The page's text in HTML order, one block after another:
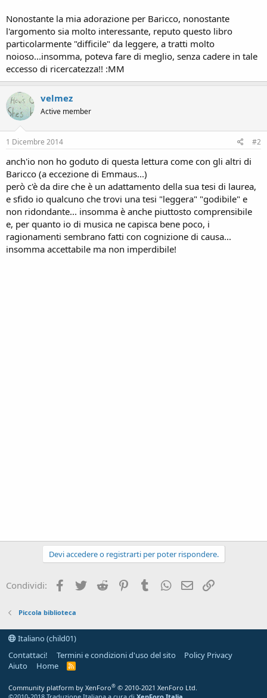
Nonostante la mia adorazione per Baricco, nonostante
l'argomento sia molto interessante, reputo questo libro
particolarmente "difficile" da leggere, a tratti molto
noioso...insomma, poteva fare di meglio, senza cadere in tale
eccesso di ricercatezza!! :MM
velmez
Active member
1 Dicembre 2014 #2
anch'io non ho goduto di questa lettura come con gli altri di
Baricco (a eccezione di Emmaus...)
però c'è da dire che è un adattamento della sua tesi di laurea,
e sfido io qualcuno che trovi una tesi "leggera" "godibile" e
non ridondante... insomma è anche piuttosto comprensibile
e, per quanto io di musica ne capisca bene poco, i
ragionamenti sembrano fatti con cognizione di causa...
insomma accettabile ma non imperdibile!
Devi accedere o registrarti per poter rispondere.
Condividi: Facebook
Twitter Reddit PinterestTumblrWhatsApp
e-mail
Piccola biblioteca
Italiano (child01)
Contattaci!
Termini e condizioni d'uso del sito
Policy Privacy
Aiuto
Home
R
Community platform by XenForo® © 2010-2021 XenForo Ltd.